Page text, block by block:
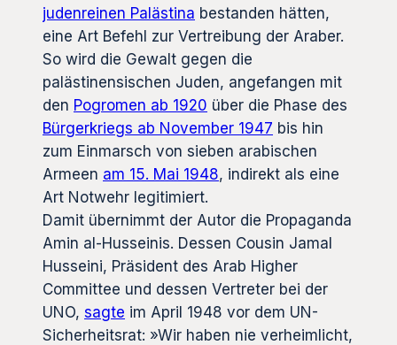
judenreinen Palästina bestanden hätten,
eine Art Befehl zur Vertreibung der Araber.
So wird die Gewalt gegen die
palästinensischen Juden, angefangen mit
den Pogromen ab 1920 über die Phase des
Bürgerkriegs ab November 1947 bis hin
zum Einmarsch von sieben arabischen
Armeen am 15. Mai 1948, indirekt als eine
Art Notwehr legitimiert.
Damit übernimmt der Autor die Propaganda
Amin al-Husseinis. Dessen Cousin Jamal
Husseini, Präsident des Arab Higher
Committee und dessen Vertreter bei der
UNO, sagte im April 1948 vor dem UN-
Sicherheitsrat: »Wir haben nie verheimlicht,